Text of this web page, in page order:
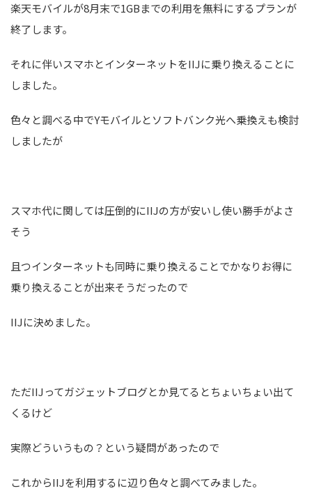
楽天モバイルが8月末で1GBまでの利用を無料にするプランが
終了します。
それに伴いスマホとインターネットをIIJに乗り換えることに
しました。
色々と調べる中でYモバイルとソフトバンク光へ乗換えも検討
しましたが
スマホ代に関しては圧倒的にIIJの方が安いし使い勝手がよさ
そう
且つインターネットも同時に乗り換えることでかなりお得に
乗り換えることが出来そうだったので
IIJに決めました。
ただIIJってガジェットブログとか見てるとちょいちょい出て
くるけど
実際どういうもの？という疑問があったので
これからIIJを利用するに辺り色々と調べてみました。